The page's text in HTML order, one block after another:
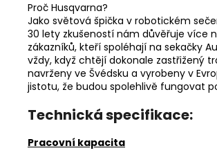
Proč Husqvarna?
Jako světová špička v robotickém
30 lety zkušeností nám důvěřuje více
zákazníků, kteří spoléhají na sekačky
vždy, když chtějí dokonale zastřižený
navrženy ve Švédsku a vyrobeny v
jistotu, že budou spolehlivě fungovat
Technická specifikace:
Pracovní kapacita